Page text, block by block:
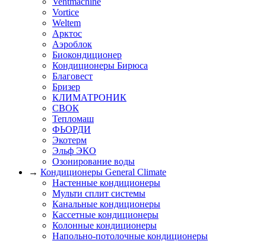
Vortice
Weltem
Арктос
Аэроблок
Биокондиционер
Кондиционеры Бирюса
Благовест
Бризер
КЛИМАТРОНИК
СВОК
Тепломаш
ФЬОРДИ
Экотерм
Эльф ЭКО
Озонирование воды
→ Кондиционеры General Climate
Настенные кондиционеры
Мульти сплит системы
Канальные кондиционеры
Кассетные кондиционеры
Колонные кондиционеры
Напольно-потолочные кондиционеры